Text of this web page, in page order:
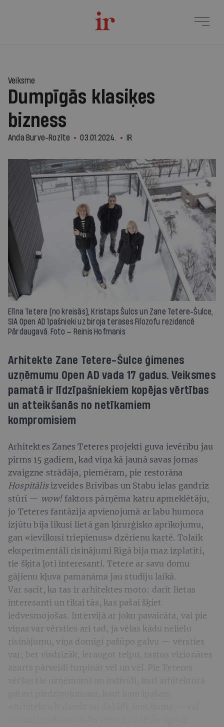
Veiksme
Dumpīgās klasiķes
bizness
Anda Burve-Rozīte 03.01.2024. IR
Elīna Tetere (no kreisās), Kristaps Šulcs un Zane Tetere-Šulce,
SIA Open AD īpašnieki uz biroja terases Filozofu rezidencē
Pārdaugavā. Foto — Reinis Hofmanis
Arhitekte Zane Tetere-Šulce ģimenes
uzņēmumu Open AD vada 17 gadus. Veiksmes
pamatā ir līdzīpašniekiem kopējas vērtības
un atteikšanās no netīkamiem
kompromisiem
Arhitektes Zanes Teteres projekti guva ievērību jau
pirms 15 gadiem, kad viņa kā jaunā savas jomas
zvaigzne strādāja, piemēram, pie restorāna
Hospitālis izveides Brīvības un Stabu ielas gandrīz
stūrī — wow! faktors pārņēma katru apmeklētāju,
jo Teteres fantāzija apvienojumā ar labu humora
izjūtu bija likusi lietā gan ķirurģisko aprīkojumu,
gan «ievilkusi triepienus» dzērienu kartē. Tolaik
eksperimentāli risinājumi Rīgā bija maz izplatīti,
tie šķita ļoti interesanti. Tetere ar savu domu
gājienu kļuva pamanāma jau studiju laikā.
Var sacīt, ka tas ir arhitektes moto: darīt lietas
interesanti un tikai tās, kas pašai šķiet
iedvesmojošas. Intervijā ar joku pavaicāta, vai pie
viņas var vērsties arī tad, ja vēlas kādu nelielu
risinājumu, viņa domīgi pašūpo galvu — vērsties
var, bet visdrīzāk, ieraugot telpu, rastos vizionāres
azarts pārveidi turpināt vēl un vēl. Pie Teteres